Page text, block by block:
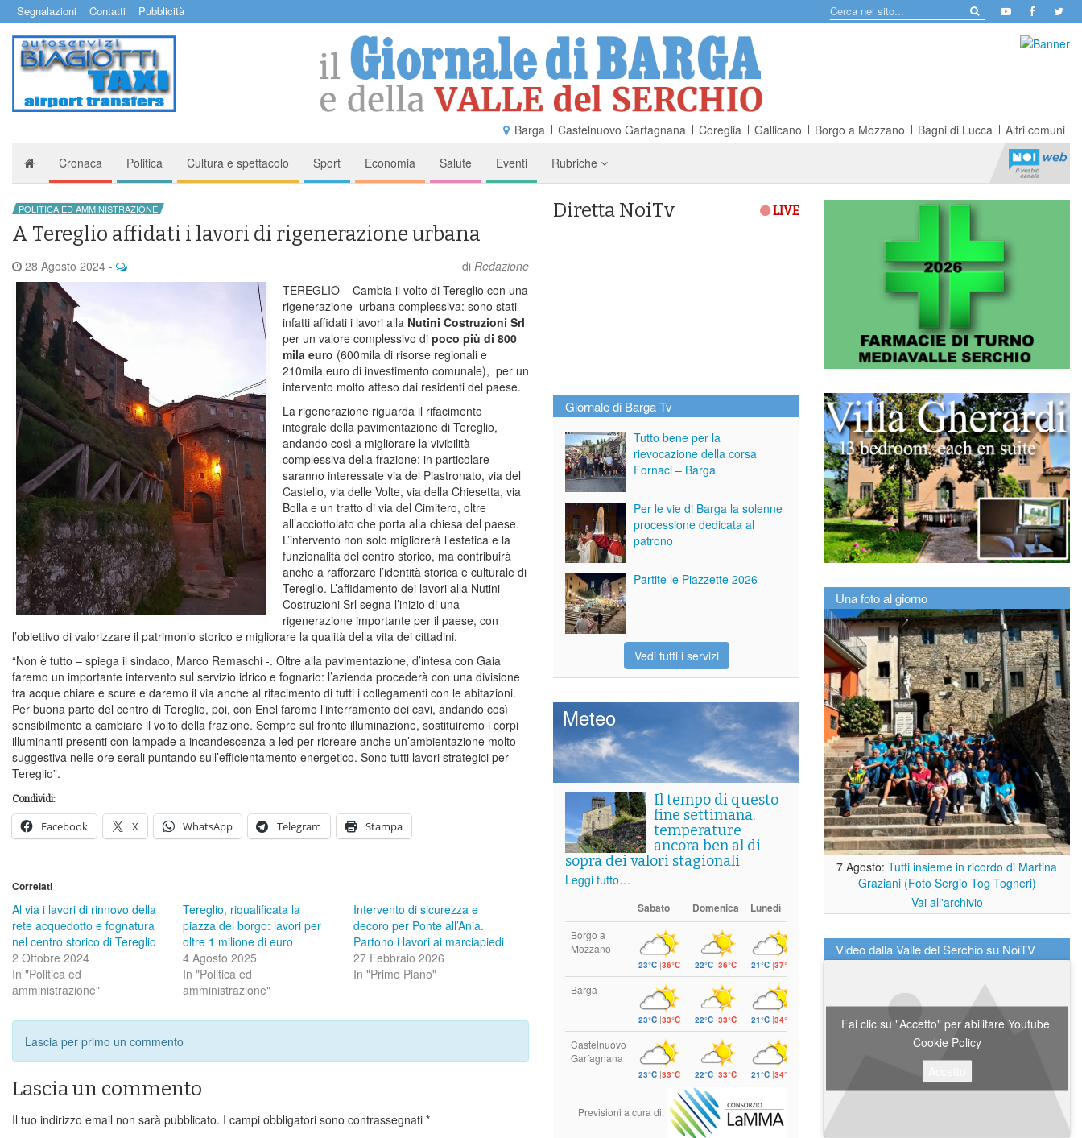
Segnalazioni Contatti Pubblicità
Barga Castelnuovo Garfagnana Coreglia Gallicano Borgo a Mozzano Bagni di Lucca Altri comuni
Cronaca Politica Cultura e spettacolo Sport Economia Salute Eventi Rubriche
POLITICA ED AMMINISTRAZIONE
A Tereglio affidati i lavori di rigenerazione urbana
28 Agosto 2024 - di Redazione
TEREGLIO – Cambia il volto di Tereglio con una
rigenerazione urbana complessiva: sono stati
infatti affidati i lavori alla Nutini Costruzioni Srl
per un valore complessivo di poco più di 800
mila euro (600mila di risorse regionali e
210mila euro di investimento comunale), per un
intervento molto atteso dai residenti del paese.
La rigenerazione riguarda il rifacimento
integrale della pavimentazione di Tereglio,
andando così a migliorare la vivibilità
complessiva della frazione: in particolare
saranno interessate via del Piastronato, via del
Castello, via delle Volte, via della Chiesetta, via
Bolla e un tratto di via del Cimitero, oltre
all’acciottolato che porta alla chiesa del paese.
L’intervento non solo migliorerà l’estetica e la
funzionalità del centro storico, ma contribuirà
anche a rafforzare l’identità storica e culturale di
Tereglio. L’affidamento dei lavori alla Nutini
Costruzioni Srl segna l’inizio di una
rigenerazione importante per il paese, con
l’obiettivo di valorizzare il patrimonio storico e migliorare la qualità della vita dei cittadini.
“Non è tutto – spiega il sindaco, Marco Remaschi -. Oltre alla pavimentazione, d’intesa con Gaia
faremo un importante intervento sul servizio idrico e fognario: l’azienda procederà con una divisione
tra acque chiare e scure e daremo il via anche al rifacimento di tutti i collegamenti con le abitazioni.
Per buona parte del centro di Tereglio, poi, con Enel faremo l’interramento dei cavi, andando così
sensibilmente a cambiare il volto della frazione. Sempre sul fronte illuminazione, sostituiremo i corpi
illuminanti presenti con lampade a incandescenza a led per ricreare anche un’ambientazione molto
suggestiva nelle ore serali puntando sull’efficientamento energetico. Sono tutti lavori strategici per
Tereglio”.
Condividi:
Facebook X WhatsApp Telegram Stampa
Correlati
Al via i lavori di rinnovo della
rete acquedotto e fognatura
nel centro storico di Tereglio
2 Ottobre 2024
In "Politica ed
amministrazione"
Tereglio, riqualificata la
piazza del borgo: lavori per
oltre 1 milione di euro
4 Agosto 2025
In "Politica ed
amministrazione"
Intervento di sicurezza e
decoro per Ponte all’Ania.
Partono i lavori ai marciapiedi
27 Febbraio 2026
In "Primo Piano"
Lascia per primo un commento
Lascia un commento
Il tuo indirizzo email non sarà pubblicato. I campi obbligatori sono contrassegnati *
Diretta NoiTv LIVE
Giornale di Barga Tv
Tutto bene per la
rievocazione della corsa
Fornaci – Barga
Per le vie di Barga la solenne
processione dedicata al
patrono
Partite le Piazzette 2026
Vedi tutti i servizi
Meteo
Il tempo di questo
fine settimana.
temperature
ancora ben al di
sopra dei valori stagionali
Leggi tutto…
Sabato Domenica Lunedì
Borgo a
Mozzano
23°C |36°C 22°C |36°C 21°C |37°C
Barga
23°C |33°C 22°C |33°C 21°C |34°C
Castelnuovo
Garfagnana
23°C |33°C 22°C |33°C 21°C |34°C
Previsioni a cura di:
Una foto al giorno
7 Agosto: Tutti insieme in ricordo di Martina
Graziani (Foto Sergio Tog Togneri)
Vai all'archivio
Video dalla Valle del Serchio su NoiTV
Fai clic su "Accetto" per abilitare Youtube
Cookie Policy